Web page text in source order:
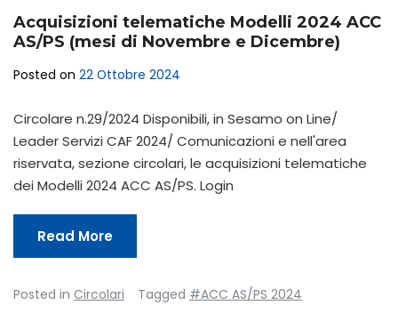
Acquisizioni telematiche Modelli 2024 ACC
AS/PS (mesi di Novembre e Dicembre)
Posted on 22 Ottobre 2024
Circolare n.29/2024 Disponibili, in Sesamo on Line/
Leader Servizi CAF 2024/ Comunicazioni e nell'area
riservata, sezione circolari, le acquisizioni telematiche
dei Modelli 2024 ACC AS/PS. Login
Read More
Posted in Circolari Tagged #ACC AS/PS 2024